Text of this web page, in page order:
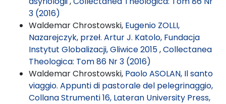
3 (2016)
Waldemar Chrostowski, Eugenio ZOLLI,
Nazarejczyk, przeł. Artur J. Katolo, Fundacja
Instytut Globalizacji, Gliwice 2015,Collectanea
Theologica: Tom 86 Nr 3 (2016)
Waldemar Chrostowski, Paolo ASOLAN, Il santo
viaggio. Appunti di pastorale del pelegrinaggio,
Collana Strumenti 16, Lateran University Press,